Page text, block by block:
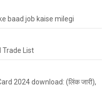
ke baad job kaise milegi
Trade List
2024 download: (लिंक जारी),